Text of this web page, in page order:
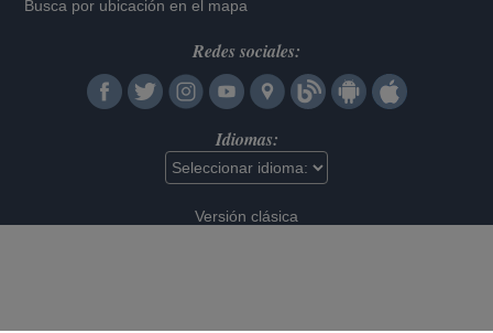
Busca por ubicación en el mapa
Redes sociales:
Idiomas:
Versión clásica